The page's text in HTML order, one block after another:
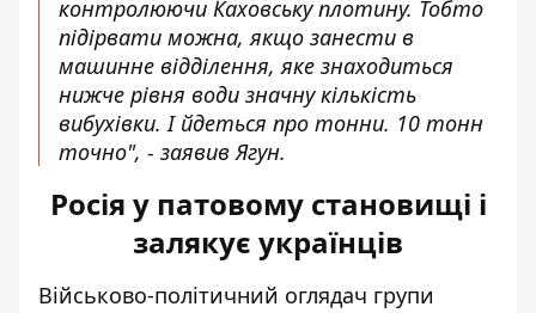
контролюючи Каховську плотину. Тобто
підірвати можна, якщо занести в
машинне відділення, яке знаходиться
нижче рівня води значну кількість
вибухівки. І йдеться про тонни. 10 тонн
точно", - заявив Ягун.
Росія у патовому становищі і
залякує українців
Військово-політичний оглядач групи